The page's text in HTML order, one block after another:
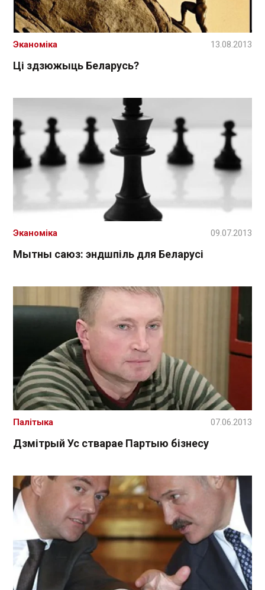
Ці здзюжыць Беларусь?
Эканоміка 13.08.2013
Мытны саюз: эндшпіль для Беларусі
Эканоміка 09.07.2013
Дзмітрый Ус стварае Партыю бізнесу
Палітыка 07.06.2013